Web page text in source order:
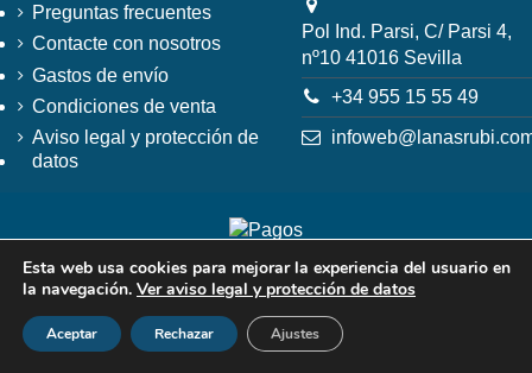
Preguntas frecuentes
Contacte con nosotros
Gastos de envío
Condiciones de venta
Aviso legal y protección de
datos
Pol Ind. Parsi, C/ Parsi 4,
nº10 41016 Sevilla
+34 955 15 55 49
Esta web usa cookies para mejorar la experiencia del usuario en
la navegación. Ver aviso legal y protección de datos
Aceptar Rechazar Ajustes